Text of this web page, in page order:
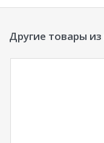
Другие товары